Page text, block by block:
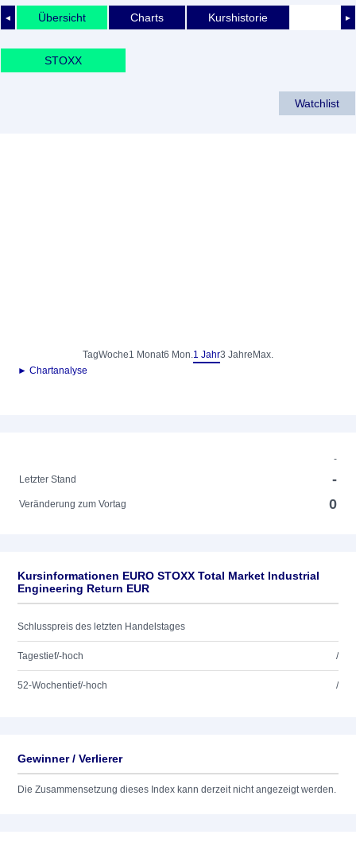
◄ ►
Übersicht Charts Kurshistorie
STOXX
Watchlist
TagWoche1 Monat6 Mon.1 Jahr3 Jahre Max.
► Chartanalyse
-
Letzter Stand
-
Veränderung zum Vortag 0
Kursinformationen EURO STOXX Total Market Industrial
Engineering Return EUR
Schlusspreis des letzten Handelstages
Tagestief/-hoch /
52-Wochentief/-hoch /
Gewinner / Verlierer
Die Zusammensetzung dieses Index kann derzeit nicht angezeigt werden.